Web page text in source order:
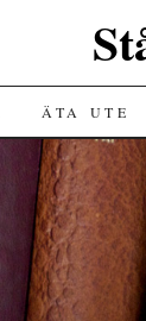
ÄTA UTE